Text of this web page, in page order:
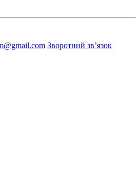
Зворотний зв’язок